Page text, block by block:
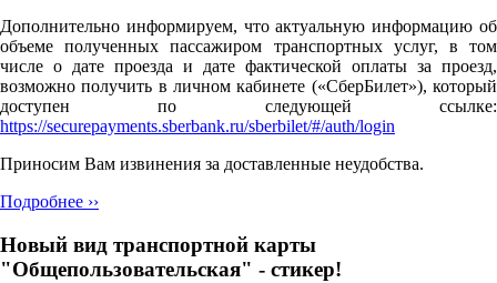
Дополнительно информируем, что актуальную информацию об
объеме полученных пассажиром транспортных услуг, в том
числе о дате проезда и дате фактической оплаты за проезд,
возможно получить в личном кабинете («СберБилет»), который
доступен по следующей ссылке:
https://securepayments.sberbank.ru/sberbilet/#/auth/login
Приносим Вам извинения за доставленные неудобства.
Подробнее ››
Новый вид транспортной карты
"Общепользовательская" - стикер!